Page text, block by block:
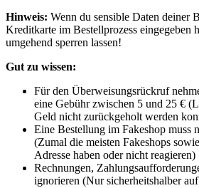
Hinweis: Wenn du sensible Daten deiner
Kreditkarte im Bestellprozess eingegeben
umgehend sperren lassen!
Gut zu wissen:
Für den Überweisungsrückruf
eine Gebühr zwischen 5 und 25 €
Geld nicht zurückgeholt werden
Eine Bestellung im Fakeshop muss
(Zumal die meisten Fakeshops
Adresse haben oder nicht reagieren)
Rechnungen,
ignorieren (Nur sicherheitshalber